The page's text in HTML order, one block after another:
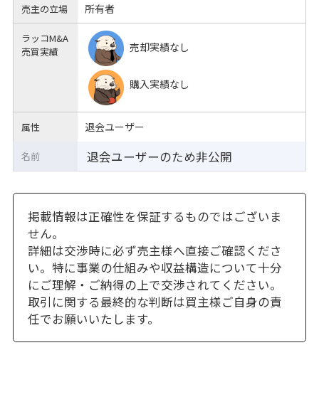
売主の立場 所有者
ラッコM&A
売買実績
売却実績なし
購入実績なし
属性 退会ユーザー
退会ユーザーのため非公開
名前
掲載情報は正確性を保証するものではございま
せん。
詳細は交渉時に必ず売主様へ直接ご確認くださ
い。特に事業の仕組みや収益構造について十分
にご理解・ご納得の上で交渉されてください。
取引に関する最終的な判断は買主様ご自身の責
任でお願いいたします。